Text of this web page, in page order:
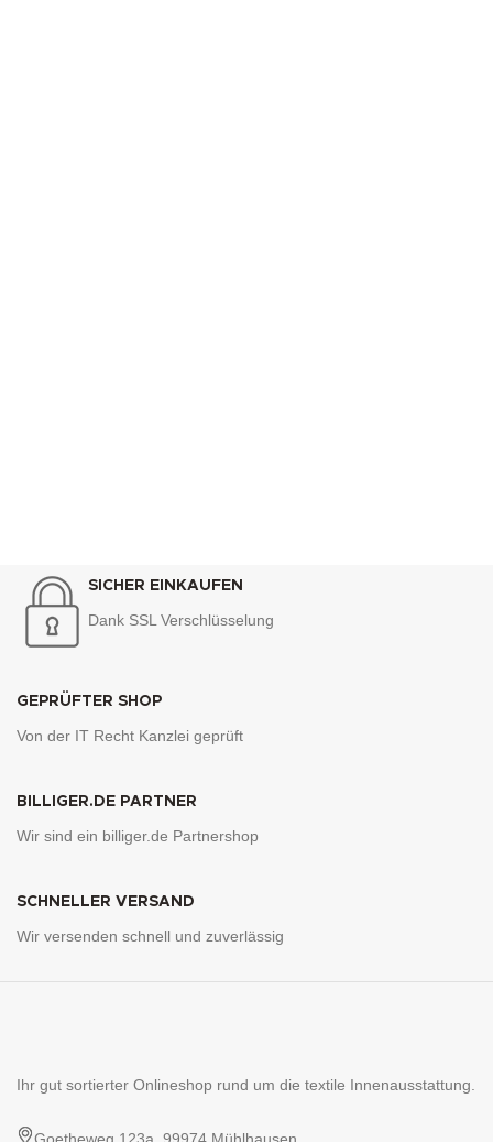
SICHER EINKAUFEN
Dank SSL Verschlüsselung
GEPRÜFTER SHOP
Von der IT Recht Kanzlei geprüft
BILLIGER.DE PARTNER
Wir sind ein billiger.de Partnershop
SCHNELLER VERSAND
Wir versenden schnell und zuverlässig
Ihr gut sortierter Onlineshop rund um die textile Innenausstattung.
Goetheweg 123a, 99974 Mühlhausen